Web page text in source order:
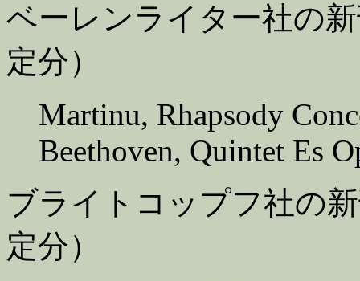
ベーレンライター社の
定分）
Martinu, Rhapsody
Beethoven, Quintet Es
ブライトコップフ社の
定分）